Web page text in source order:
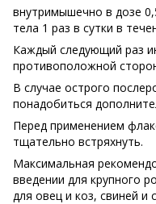
внутримышечно в дозе
тела 1 раз в сутки в
Каждый следующий раз
противоположной
В случае острого
понадобиться
Перед применением
тщательно встряхнуть.
Максимальная
введении для крупного
для овец и коз, свиней и